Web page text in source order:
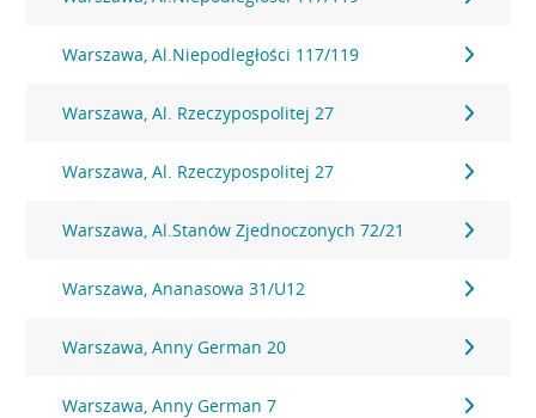
Warszawa, Al.Niepodległości 117/119
Warszawa, Al. Rzeczypospolitej 27
Warszawa, Al. Rzeczypospolitej 27
Warszawa, Al.Stanów Zjednoczonych 72/21
Warszawa, Ananasowa 31/U12
Warszawa, Anny German 20
Warszawa, Anny German 7